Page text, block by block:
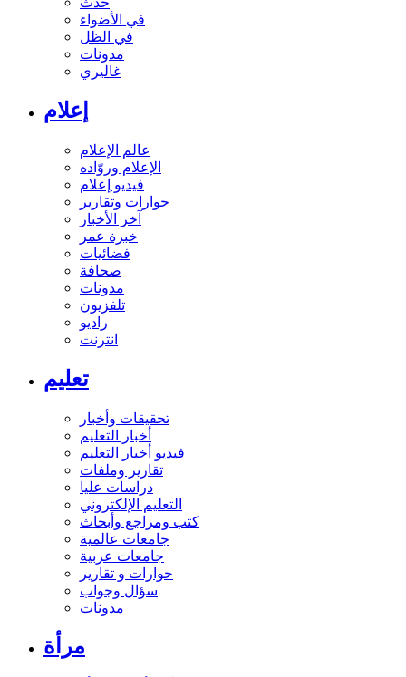
في الأضواء
في الظل
مدونات
غاليري
إعلام
عالم الإعلام
الإعلام وروّاده
فيديو إعلام
حوارات وتقارير
آخر الأخبار
خبرة عمر
فضائيات
صحافة
مدونات
تلفزيون
راديو
انترنت
تعليم
تحقيقات وأخبار
أخبار التعليم
فيديو أخبار التعليم
تقارير وملفات
دراسات عليا
التعليم الإلكتروني
كتب ومراجع وأبحاث
جامعات عالمية
جامعات عربية
حوارات و تقارير
سؤال وجواب
مدونات
مرأة